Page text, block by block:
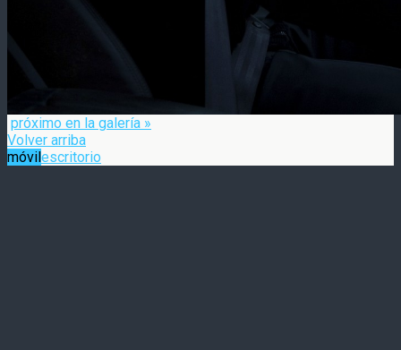
próximo en la galería »
Volver arriba
móvilescritorio